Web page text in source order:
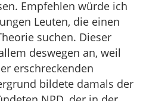
Empfehlen würde ich
Leuten, die einen
suchen. Dieser
deswegen an, weil
erschreckenden
bildete damals der